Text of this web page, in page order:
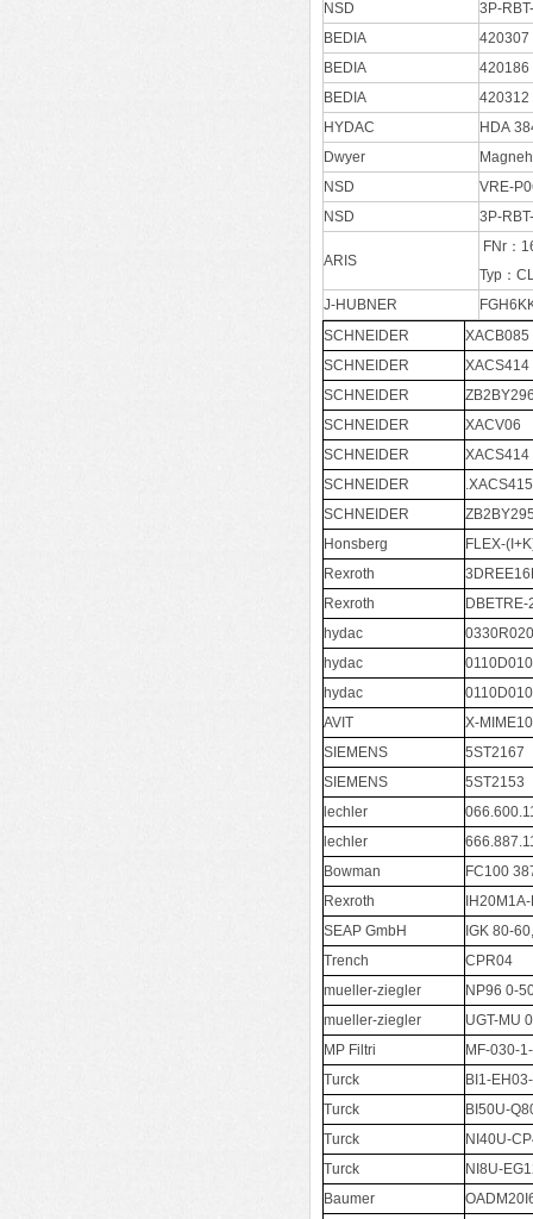
NSD
3P-
BEDIA
420307
BEDIA
420186
BEDIA
420312
HYDAC
HDA
Dwyer
NSD
VRE-
NSD
3P-
ARIS
FNr：
Typ：
J-HUBNER
SCHNEIDER
XACB085
SCHNEIDER
XACS414
SCHNEIDER
SCHNEIDER
XACV06
SCHNEIDER
XACS414
SCHNEIDER
.XACS415
SCHNEIDER
Honsberg
FLEX-
Rexroth
Rexroth
hydac
hydac
hydac
AVIT
X-
SIEMENS
5ST2167
SIEMENS
5ST2153
lechler
lechler
Bowman
FC100
Rexroth
SEAP GmbH
IGK 80-
Trench
CPR04
mueller-ziegler
NP96 0-
mueller-ziegler
UGT-MU
MP Filtri
MF-030-
Turck
BI1-
Turck
BI50U-
Turck
NI40U-
Turck
NI8U-
Baumer